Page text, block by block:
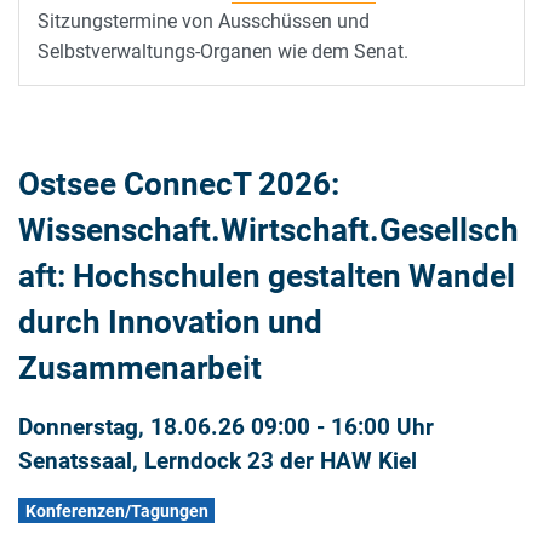
Sitzungstermine von Ausschüssen und
Selbstverwaltungs-Organen wie dem Senat.
Ostsee ConnecT 2026:
Wissenschaft.Wirtschaft.Gesellsch
aft: Hochschulen gestalten Wandel
durch Innovation und
Zusammenarbeit
Donnerstag, 18.06.26 09:00 - 16:00 Uhr
Senatssaal, Lerndock 23 der HAW Kiel
Konferenzen/Tagungen